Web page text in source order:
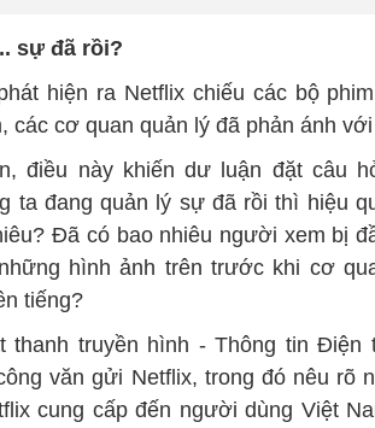
sự đã rồi?
hiện ra Netflix chiếu các bộ
các cơ quan quản lý đã phản ánh
điều này khiến dư luận đặt câu
ta đang quản lý sự đã rồi thì hiệu
Đã có bao nhiêu người xem bị
hình ảnh trên trước khi cơ
tiếng?
thanh truyền hình - Thông tin Điện
văn gửi Netflix, trong đó nêu rõ
cung cấp đến người dùng Việt